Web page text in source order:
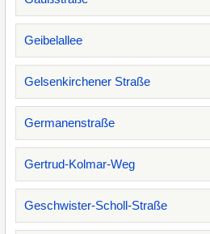
Geibelallee
Gelsenkirchener Straße
Germanenstraße
Gertrud-Kolmar-Weg
Geschwister-Scholl-Straße